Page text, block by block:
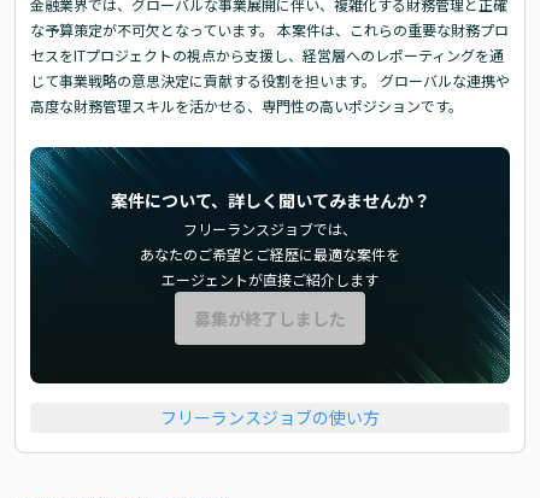
金融業界では、グローバルな事業展開に伴い、複雑化する財務管理と正確
な予算策定が不可欠となっています。 本案件は、これらの重要な財務プロ
セスをITプロジェクトの視点から支援し、経営層へのレポーティングを通
じて事業戦略の意思決定に貢献する役割を担います。 グローバルな連携や
高度な財務管理スキルを活かせる、専門性の高いポジションです。
案件について、詳しく聞いてみませんか？
フリーランスジョブでは、
あなたのご希望とご経歴に最適な案件を
エージェントが直接ご紹介します
募集が終了しました
フリーランスジョブの使い方